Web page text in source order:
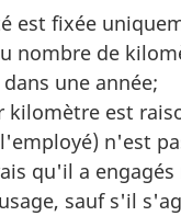
est fixée
nombre de
une année;
kilomètre est
n'est
qu'il a
sauf s'il